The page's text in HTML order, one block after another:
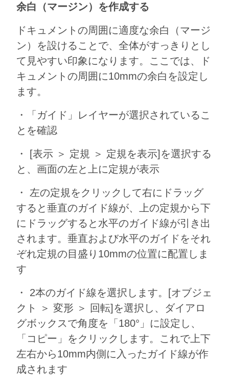
余白（マージン）を作成する
ドキュメントの周囲に適度な余白（マージ
ン）を設けることで、全体がすっきりとし
て見やすい印象になります。ここでは、ド
キュメントの周囲に10mmの余白を設定し
ます。
・「ガイド」レイヤーが選択されているこ
とを確認
・ [表示 ＞ 定規 ＞ 定規を表示]を選択する
と、画面の左と上に定規が表示
・ 左の定規をクリックして右にドラッグ
すると垂直のガイド線が、上の定規から下
にドラッグすると水平のガイド線が引き出
されます。垂直および水平のガイドをそれ
ぞれ定規の目盛り10mmの位置に配置しま
す
・ 2本のガイド線を選択します。[オブジェ
クト ＞ 変形 ＞ 回転]を選択し、ダイアロ
グボックスで角度を「180°」に設定し、
「コピー」をクリックします。これで上下
左右から10mm内側に入ったガイド線が作
成されます